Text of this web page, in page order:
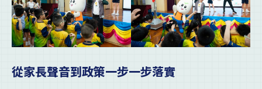
從家長聲音到政策一步一步落實